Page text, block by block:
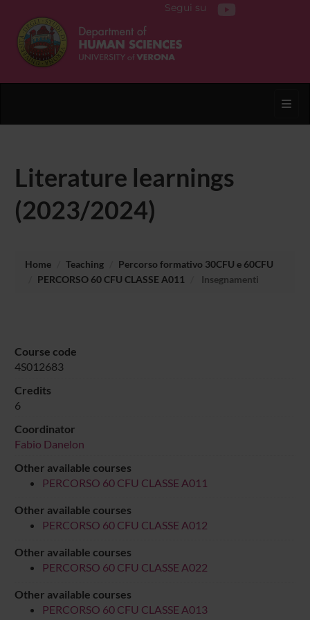
Segui su
Literature learnings
(2023/2024)
Home Teaching
Percorso formativo 30CFU e 60CFU
PERCORSO 60 CFU CLASSE A011
Insegnamenti
Course code
4S012683
Credits
6
Coordinator
Fabio Danelon
Other available courses
PERCORSO 60 CFU CLASSE A011
Other available courses
PERCORSO 60 CFU CLASSE A012
Other available courses
PERCORSO 60 CFU CLASSE A022
Other available courses
PERCORSO 60 CFU CLASSE A013